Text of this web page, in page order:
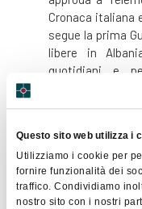
Questo sito web utilizza i
Utilizziamo i cookie per
fornire funzionalità dei
traffico. Condividiamo
nostro sito con i nostri
Cronaca italiana
segue la prima
libere in
quotidiani e
giornalismo
Comunicazione
l’innovazione
rapporti con
Presidenza del